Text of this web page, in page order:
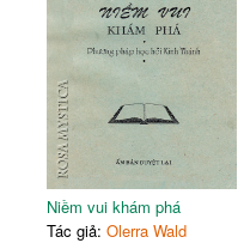
Niềm vui khám phá
Tác giả: Olerra Wald